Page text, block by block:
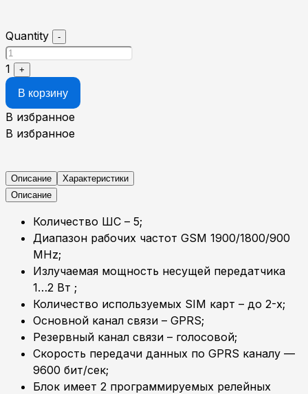
Quantity -
1 +
В корзину
В избранное
В избранное
Описание
Характеристики
Описание
Количество ШС – 5;
Диапазон рабочих частот GSM 1900/1800/900
MHz;
Излучаемая мощность несущей передатчика
1…2 Вт ;
Количество используемых SIM карт – до 2-х;
Основной канал связи – GPRS;
Резервный канал связи – голосовой;
Скорость передачи данных по GPRS каналу —
9600 бит/сек;
Блок имеет 2 программируемых релейных